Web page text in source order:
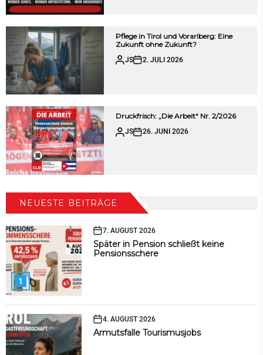
Pflege in Tirol und Vorarlberg: Eine
Zukunft ohne Zukunft?
JS 2. JULI 2026
Druckfrisch: „Die Arbeit“ Nr. 2/2026
JS 26. JUNI 2026
NEUESTE BEITRÄGE
1
7. AUGUST 2026
Später in Pension schließt keine
Pensionsschere
4. AUGUST 2026
Armutsfalle Tourismusjobs